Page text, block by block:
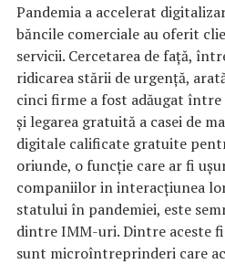
Pandemia a accelerat
băncile comerciale au oferit
servicii. Cercetarea de față,
ridicarea stării de urgență,
cinci firme a fost adăugat
și legarea gratuită a casei de
digitale calificate gratuite
oriunde, o funcție care ar fi
companiilor in interacțiunea
statului în pandemiei, este
dintre IMM-uri. Dintre aceste
sunt microîntreprinderi care